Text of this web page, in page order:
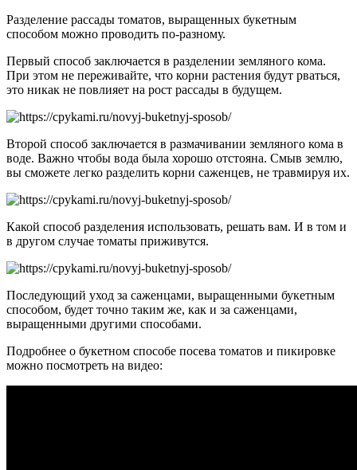
Разделение рассады томатов, выращенных букетным
способом можно проводить по-разному.
Первый способ заключается в разделении земляного кома.
При этом не переживайте, что корни растения будут рваться,
это никак не повлияет на рост рассады в будущем.
Второй способ заключается в размачивании земляного кома в
воде. Важно чтобы вода была хорошо отстояна. Смыв землю,
вы сможете легко разделить корни саженцев, не травмируя их.
Какой способ разделения использовать, решать вам. И в том и
в другом случае томаты приживутся.
Последующий уход за саженцами, выращенными букетным
способом, будет точно таким же, как и за саженцами,
выращенными другими способами.
Подробнее о букетном способе посева томатов и пикировке
можно посмотреть на видео: